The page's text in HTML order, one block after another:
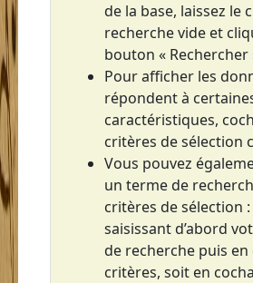
Rivière-Pilote
Rivière-Salée
Saint-Esprit
Saint-Pierre
Sainte-Anne
Sainte-Luce
Sainte-Lucie
Sainte-Marie
de la base, laissez le
recherche vide et
bouton « Rechercher
Pour afficher les
répondent à
caractéristiques,
critères de sélection
Vous pouvez
un terme de
critères de sélection
saisissant d’abord
de recherche puis en
critères, soit en